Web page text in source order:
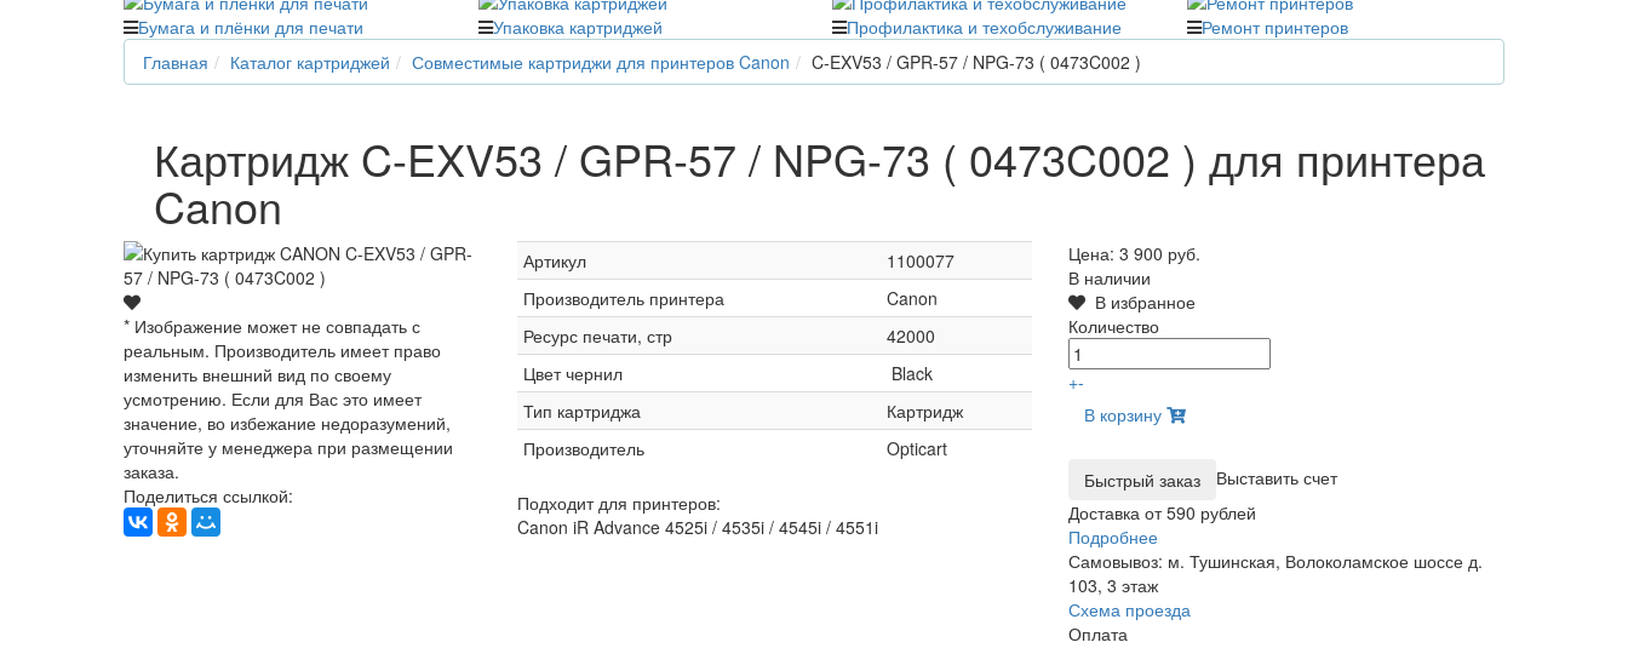
Бумага и плёнки для печати
Упаковка картриджей Профилактика и техобслуживание
Ремонт принтеров
Главная
Каталог картриджей Совместимые картриджи для принтеров Canon C-EXV53 / GPR-57 / NPG-73 ( 0473C002 )
Картридж C-EXV53 / GPR-57 / NPG-73 ( 0473C002 ) для принтера
Canon
* Изображение может не совпадать с
реальным. Производитель имеет право
изменить внешний вид по своему
усмотрению. Если для Вас это имеет
значение, во избежание недоразумений,
уточняйте у менеджера при размещении
заказа.
Поделиться ссылкой:
Артикул
1100077
Производитель принтера
Canon
Ресурс печати, стр
42000
Цвет чернил
Black
Тип картриджа
Картридж
Производитель
Opticart
Подходит для принтеров:
Canon iR Advance 4525i / 4535i / 4545i / 4551i
Цена: 3 900 руб.
В наличии
В избранное
Количество
+-
В корзину
Выставить счет
Доставка от 590 рублей
Подробнее
Самовывоз: м. Тушинская, Волоколамское шоссе д.
103, 3 этаж
Схема проезда
Оплата